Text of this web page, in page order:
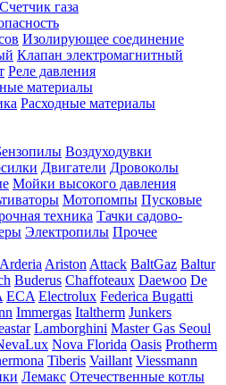
Счетчик газа
Изолирующее соединение
Клапан электромагнитный
Реле давления
материалы
Расходные материалы
Воздуходувки
Двигатели Дровоколы
Мойки высокого давления
Мотопомпы Пусковые
техника Тачки садово-
Электропилы Прочее
Arderia Ariston Attack BaltGaz Baltur
Buderus Chaffoteaux Daewoo De
ECA Electrolux Federica Bugatti
Immergas Italtherm Junkers
Lamborghini Master Gas Seoul
Nova Florida Oasis Protherm
Tiberis Vaillant Viessmann
Лемакс Отечественные котлы